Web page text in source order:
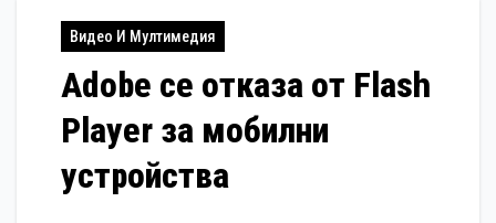
Видео И Мултимедия
Adobe се отказа от Flash
Player за мобилни
устройства